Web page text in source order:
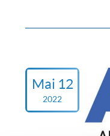
Mai 12
2022